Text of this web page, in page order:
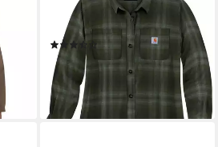
Flanellhemd Midw. Flannel
L/S 105574
(6)
ab 40,09 € UVP 72,39 €
-45%
lieferbar - in 2-3 Werktagen bei dir